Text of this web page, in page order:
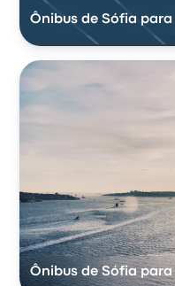
Ônibus de Sófia para
Ônibus de Sófia